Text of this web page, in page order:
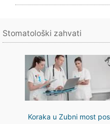
Stomatološki zahvati
Koraka u Zubni most